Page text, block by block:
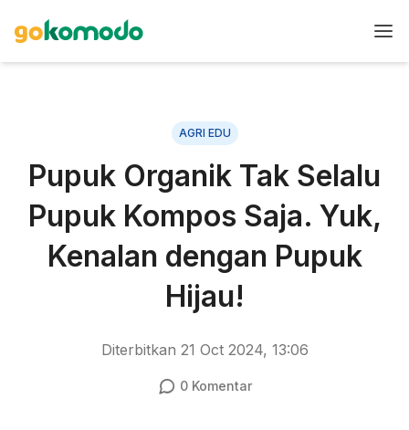
AGRI EDU
Pupuk Organik Tak Selalu
Pupuk Kompos Saja. Yuk,
Kenalan dengan Pupuk
Hijau!
Diterbitkan 21 Oct 2024, 13:06
0Komentar